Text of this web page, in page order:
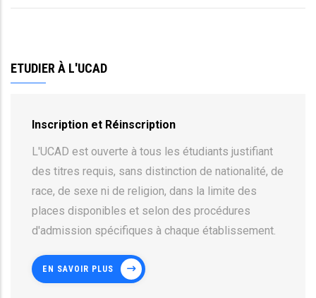
ETUDIER À L'UCAD
Inscription et Réinscription
L'UCAD est ouverte à tous les étudiants justifiant
des titres requis, sans distinction de nationalité, de
race, de sexe ni de religion, dans la limite des
places disponibles et selon des procédures
d'admission spécifiques à chaque établissement.
EN SAVOIR PLUS